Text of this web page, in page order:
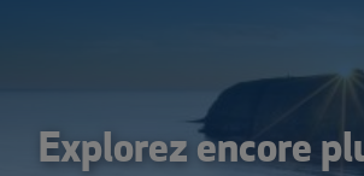
Explorez encore